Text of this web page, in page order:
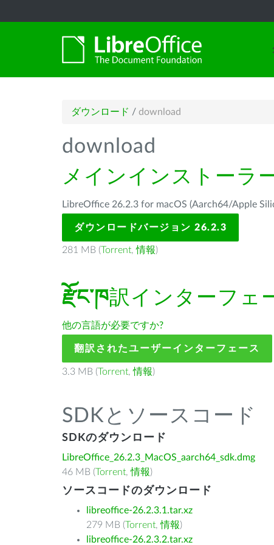
ダウンロード / download
download
メインインストーラ
LibreOffice 26.2.3 for macOS (Aarch64/Apple
ダウンロードバージョン 26.2.3
281 MB (Torrent,情報)
རྫོང་ཁ訳インターフェ
他の言語が必要ですか?
翻訳されたユーザーインターフェース
3.3 MB (Torrent,情報)
SDKとソースコード
SDKのダウンロード
LibreOffice_26.2.3_MacOS_aarch64_sdk.dmg
46 MB (Torrent,情報)
ソースコードのダウンロード
libreoffice-26.2.3.1.tar.xz
279 MB (Torrent,情報)
libreoffice-26.2.3.2.tar.xz